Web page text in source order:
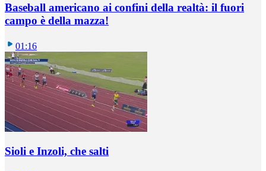
Baseball americano ai confini della realtà: il fuori
campo è della mazza!
01:16
Sioli e Inzoli, che salti